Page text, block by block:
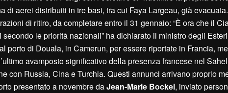
di aerei distribuiti in tre basi, tra cui Faya Largeau, già
di ritiro, da completare entro il 31 gennaio: “È ora che il
le priorità nazionali” ha dichiarato il ministro degli Esteri
porto di Douala, in Camerun, per essere riportate in Francia,
avamposto significativo della presenza francese nel
con Russia, Cina e Turchia. Questi annunci arrivano proprio
presentato a novembre daJean-Marie Bockel, inviato